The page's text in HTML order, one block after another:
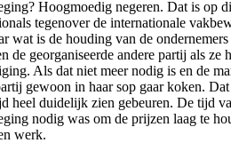
Hoogmoedig negeren. Dat is op
tegenover de internationale
wat is de houding van de
de georganiseerde andere partij als
Als dat niet meer nodig is en de
gewoon in haar sop gaar koken.
heel duidelijk zien gebeuren. De tijd
nodig was om de prijzen laag te
werk.